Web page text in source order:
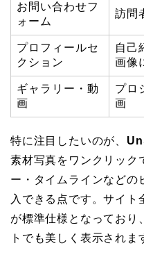
お問い合わせフ
ォーム
訪問
プロフィールセ
クション
自己
画像
ギャラリー・動
画
プロ
画
特に注目したいのが、
素材写真をワンクリック
ー・タイムラインなどの
入できる点です。サイト
が標準仕様となっており
トでも美しく表示されま